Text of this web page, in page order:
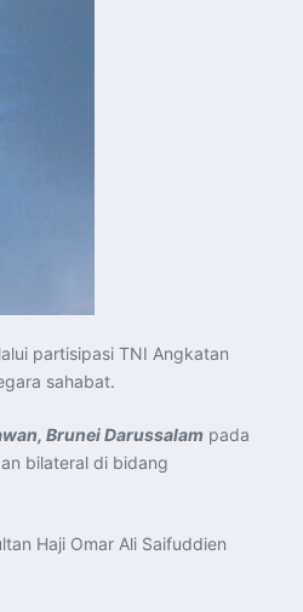
partisipasi TNI Angkatan
sahabat.
Brunei Darussalam pada
bilateral di bidang
Haji Omar Ali Saifuddien